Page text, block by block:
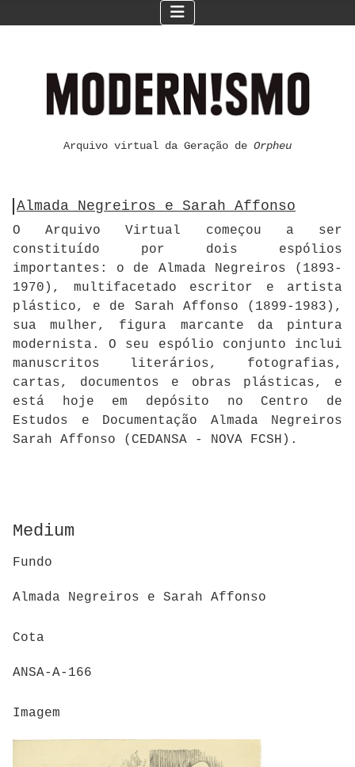
Arquivo virtual da Geração de Orpheu
Almada Negreiros e Sarah Affonso
O Arquivo Virtual começou a ser
constituído por dois espólios
importantes: o de Almada Negreiros (1893-
1970), multifacetado escritor e artista
plástico, e de Sarah Affonso (1899-1983),
sua mulher, figura marcante da pintura
modernista. O seu espólio conjunto inclui
manuscritos literários, fotografias,
cartas, documentos e obras plásticas, e
está hoje em depósito no Centro de
Estudos e Documentação Almada Negreiros
Sarah Affonso (CEDANSA - NOVA FCSH).
Medium
Fundo
Almada Negreiros e Sarah Affonso
Cota
ANSA-A-166
Imagem